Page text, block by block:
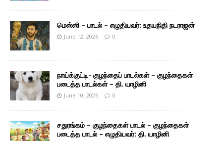
மெஸ்ஸி – பாடல் – எழுதியவர்: உதயநிதி நடராஜன்
June 12, 2026 0
நாய்க்குட்டி- குழந்தைப் பாடல்கள் – குழந்தைகள்
படைத்த பாடல்கள் – தி. யாழினி
June 10, 2026 0
சதுரங்கம் – குழந்தைகள் பாடல் – குழந்தைகள்
படைத்த பாடல் – எழுதியவர்: தி. யாழினி